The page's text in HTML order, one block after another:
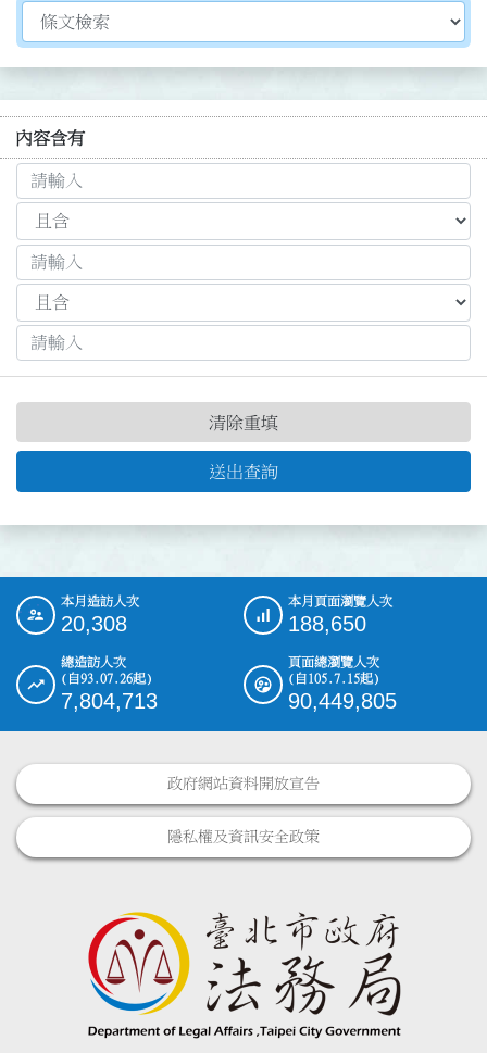
切換選擇法規資訊內容
內容含有
送出查詢
清除重填
::: 本月造訪人次
20,308
本月頁面瀏覽人次
188,650
總造訪人次
(自93.07.26起)
7,804,713
頁面總瀏覽人次
(自105.7.15起)
90,449,805
政府網站資料開放宣告
隱私權及資訊安全政策